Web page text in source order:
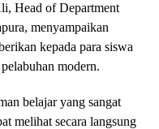
Head of Department
menyampaikan
kepada para siswa
modern.
belajar yang sangat
melihat secara langsung